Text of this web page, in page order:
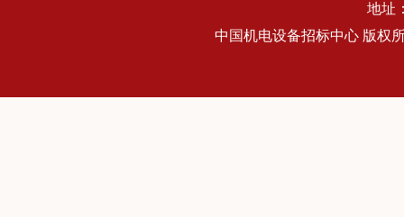
地址
中国机电设备招标中心 版